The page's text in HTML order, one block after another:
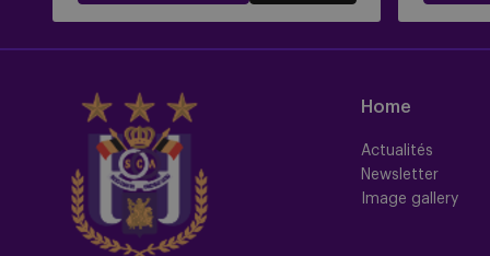
Home
Actualités
Newsletter
Image gallery